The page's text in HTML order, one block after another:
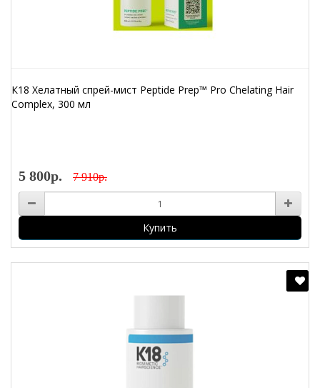
К18 Хелатный спрей-мист Peptide Prep™ Pro Chelating Hair
Complex, 300 мл
5 800р. 7 910р.
Купить